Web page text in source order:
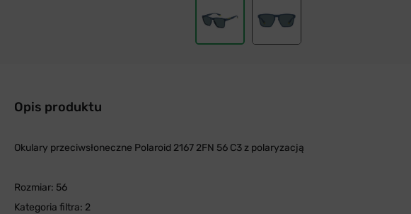
Opis produktu
Okulary przeciwsłoneczne Polaroid 2167 2FN 56 C3 z polaryzacją
Rozmiar: 56
Kategoria filtra: 2